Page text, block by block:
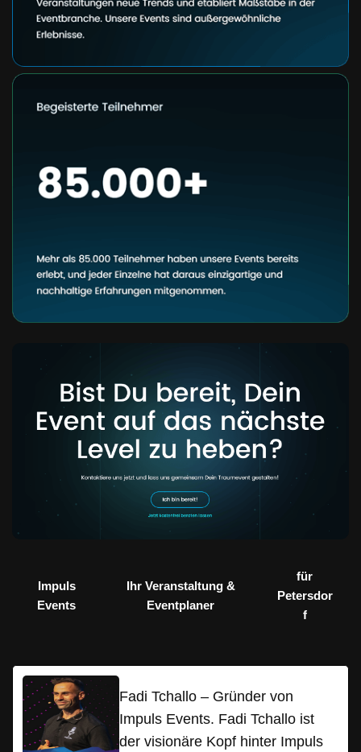
Impuls
Events
Ihr Veranstaltung &
Eventplaner
für
Petersdor
f
Fadi Tchallo – Gründer von
Impuls Events. Fadi Tchallo ist
der visionäre Kopf hinter Impuls